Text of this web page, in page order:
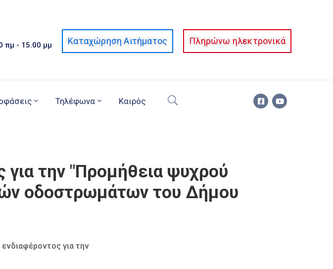
πμ - 15.00 μμ Καταχώρηση Αιτήματος Πληρώνω ηλεκτρονικά
Τηλέφωνα Καιρός
την "Προμήθεια ψυχρού
οδοστρωμάτων του Δήμου
για την